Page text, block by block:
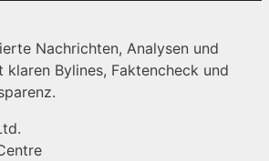
Nachrichten, Analysen und
Bylines, Faktencheck und